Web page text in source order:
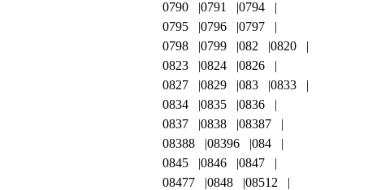
0790
0791
0794
0795
0796
0797
0798
0799 082
0820
0823
0824
0826
0827
0829 083
0833
0834
0835
0836
0837
0838
08387
08388
08396
084
0845
0846
0847
08477
0848
08512